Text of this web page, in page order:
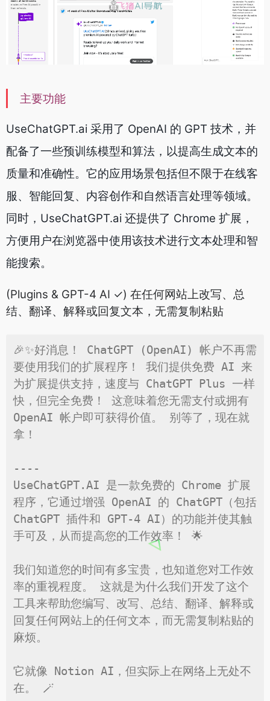
主要功能
UseChatGPT.ai 采用了 OpenAI 的 GPT 技术，并
配备了一些预训练模型和算法，以提高生成文本的
质量和准确性。它的应用场景包括但不限于在线客
服、智能回复、内容创作和自然语言处理等领域。
同时，UseChatGPT.ai 还提供了 Chrome 扩展，
方便用户在浏览器中使用该技术进行文本处理和智
能搜索。
(Plugins & GPT-4 AI ✓) 在任何网站上改写、总
结、翻译、解释或回复文本，无需复制粘贴
🎉✨好消息！ ChatGPT (OpenAI) 帐户不再需
要使用我们的扩展程序！ 我们提供免费 AI 来
为扩展提供支持，速度与 ChatGPT Plus 一样
快，但完全免费！ 这意味着您无需支付或拥有
OpenAI 帐户即可获得价值。 别等了，现在就
拿！
----
UseChatGPT.AI 是一款免费的 Chrome 扩展
程序，它通过增强 OpenAI 的 ChatGPT（包括
ChatGPT 插件和 GPT-4 AI）的功能并使其触
手可及，从而提高您的工作效率！ 🌟
我们知道您的时间有多宝贵，也知道您对工作效
率的重视程度。 这就是为什么我们开发了这个
工具来帮助您编写、改写、总结、翻译、解释或
回复任何网站上的任何文本，而无需复制粘贴的
麻烦。
它就像 Notion AI，但实际上在网络上无处不
在。 🪄